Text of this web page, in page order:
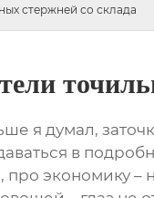
стержней со склада
я думал,
в
экономику –